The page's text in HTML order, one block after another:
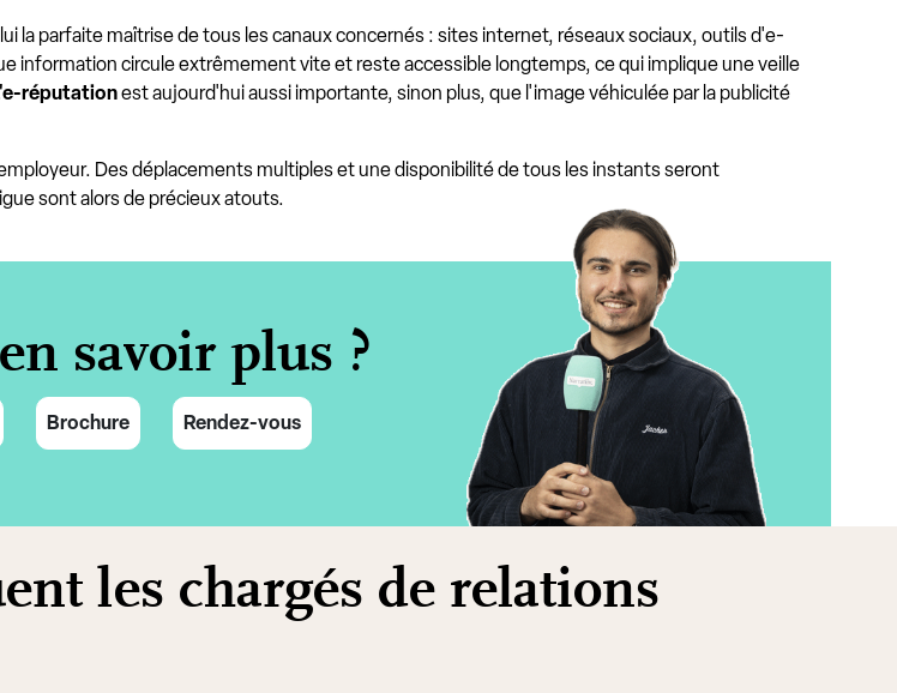
la parfaite maîtrise de tous les canaux concernés : sites internet, réseaux sociaux, outils d'e-
information circule extrêmement vite et reste accessible longtemps, ce qui implique une veille
réputationest aujourd'hui aussi importante, sinon plus, que l'image véhiculée par la publicité
Des déplacements multiples et une disponibilité de tous les instants seront
sont alors de précieux atouts.
savoir plus ?
Brochure Rendez-vous
les chargés de relations